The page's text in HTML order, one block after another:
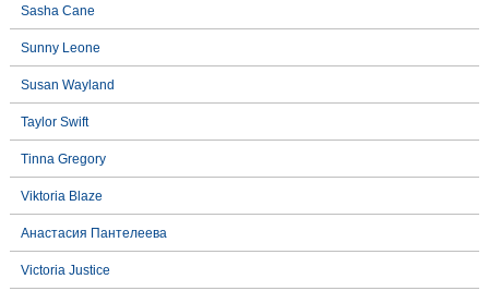
Sasha Cane
Sunny Leone
Susan Wayland
Taylor Swift
Tinna Gregory
Viktoria Blaze
Анастасия Пантелеева
Victoria Justice